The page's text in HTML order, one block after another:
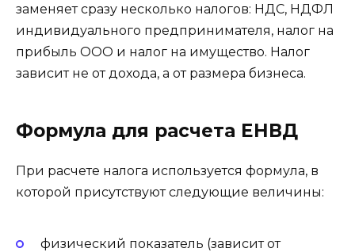
заменяет сразу несколько налогов: НДС, НДФЛ
индивидуального предпринимателя, налог на
прибыль ООО и налог на имущество. Налог
зависит не от дохода, а от размера бизнеса.
Формула для расчета ЕНВД
При расчете налога используется формула, в
которой присутствуют следующие величины:
физический показатель (зависит от